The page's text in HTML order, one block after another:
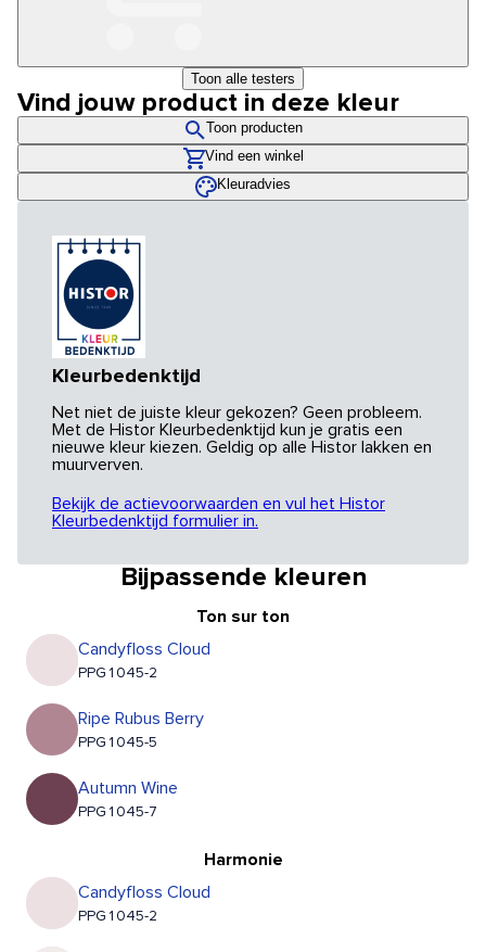
Toon alle testers
Vind jouw product in deze kleur
Toon producten
Vind een winkel
Kleuradvies
Kleurbedenktijd
Net niet de juiste kleur gekozen? Geen probleem.
Met de Histor Kleurbedenktijd kun je gratis een
nieuwe kleur kiezen. Geldig op alle Histor lakken en
muurverven.
Bekijk de actievoorwaarden en vul het Histor
Kleurbedenktijd formulier in.
Bijpassende kleuren
Ton sur ton
Candyfloss Cloud
PPG1045-2
Ripe Rubus Berry
PPG1045-5
Autumn Wine
PPG1045-7
Harmonie
Candyfloss Cloud
PPG1045-2